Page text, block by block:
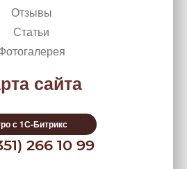
Отзывы
Статьи
сайта
с 1С-Битрикс
266 10 99